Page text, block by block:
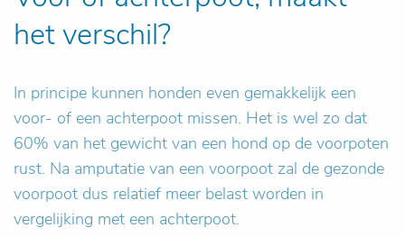
het verschil?
In principe kunnen honden even gemakkelijk een
voor- of een achterpoot missen. Het is wel zo dat
60% van het gewicht van een hond op de voorpoten
rust. Na amputatie van een voorpoot zal de gezonde
voorpoot dus relatief meer belast worden in
vergelijking met een achterpoot.